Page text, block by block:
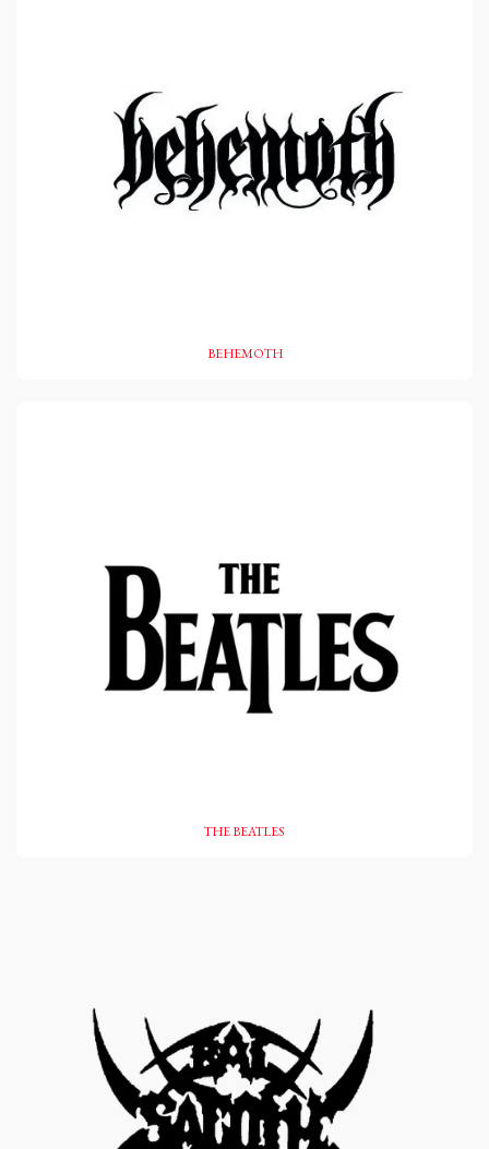
BEHEMOTH
THE BEATLES